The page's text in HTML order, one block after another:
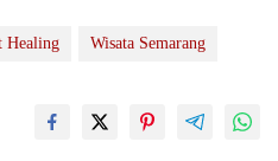
Healing Wisata Semarang